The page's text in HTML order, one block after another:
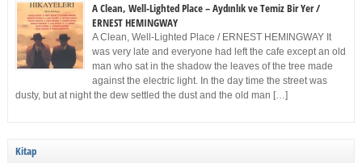
A Clean, Well-Lighted Place – Aydınlık ve Temiz Bir Yer /
ERNEST HEMINGWAY
A Clean, Well-Lighted Place / ERNEST HEMINGWAY It
was very late and everyone had left the cafe except an old
man who sat in the shadow the leaves of the tree made
against the electric light. In the day time the street was
dusty, but at night the dew settled the dust and the old man […]
Kitap